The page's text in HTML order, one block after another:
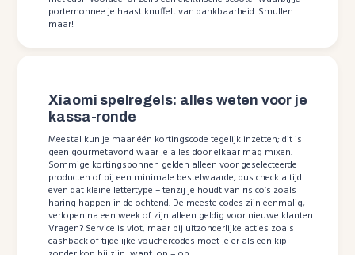
portemonnee je haast knuffelt van dankbaarheid. Smullen
maar!
Xiaomi spelregels: alles weten voor je
kassa-ronde
Meestal kun je maar één kortingscode tegelijk inzetten; dit is
geen gourmetavond waar je alles door elkaar mag mixen.
Sommige kortingsbonnen gelden alleen voor geselecteerde
producten of bij een minimale bestelwaarde, dus check altijd
even dat kleine lettertype – tenzij je houdt van risico’s zoals
haring happen in de ochtend. De meeste codes zijn eenmalig,
verlopen na een week of zijn alleen geldig voor nieuwe klanten.
Vragen? Service is vlot, maar bij uitzonderlijke acties zoals
cashback of tijdelijke vouchercodes moet je er als een kip